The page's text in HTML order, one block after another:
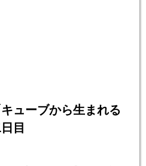
ューブから生まれる
目